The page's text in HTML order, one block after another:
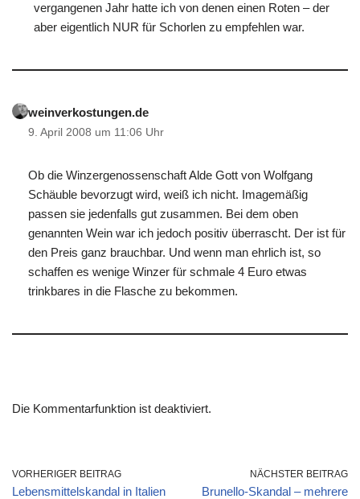
vergangenen Jahr hatte ich von denen einen Roten – der
aber eigentlich NUR für Schorlen zu empfehlen war.
weinverkostungen.de
9. April 2008 um 11:06 Uhr
Ob die Winzergenossenschaft Alde Gott von Wolfgang
Schäuble bevorzugt wird, weiß ich nicht. Imagemäßig
passen sie jedenfalls gut zusammen. Bei dem oben
genannten Wein war ich jedoch positiv überrascht. Der ist für
den Preis ganz brauchbar. Und wenn man ehrlich ist, so
schaffen es wenige Winzer für schmale 4 Euro etwas
trinkbares in die Flasche zu bekommen.
Die Kommentarfunktion ist deaktiviert.
VORHERIGER BEITRAG
Lebensmittelskandal in Italien
NÄCHSTER BEITRAG
Brunello-Skandal – mehrere